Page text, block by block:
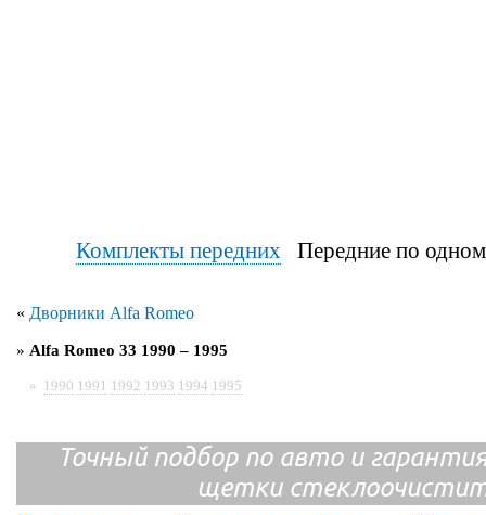
Комплекты переднихПередние по
« Дворники Alfa Romeo
» Alfa Romeo 33 1990 – 1995
» 1990 1991 1992 1993 1994 1995
Точный подбор по авто и
щетки